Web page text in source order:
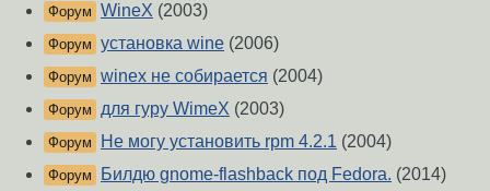
Форум WineX (2003)
Форум установка wine (2006)
Форум winex не собирается (2004)
Форум для гуру WimeX (2003)
Форум Не могу установить rpm 4.2.1 (2004)
Форум Билдю gnome-flashback под Fedora. (2014)